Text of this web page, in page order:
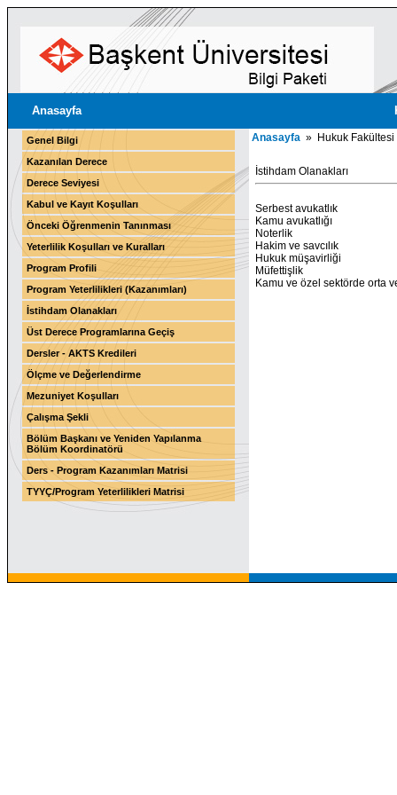
Anasayfa
Genel Bilgi
Kazanılan Derece
Derece Seviyesi
Kabul ve Kayıt Koşulları
Önceki Öğrenmenin Tanınması
Yeterlilik Koşulları ve Kuralları
Program Profili
Program Yeterlilikleri (Kazanımları)
İstihdam Olanakları
Üst Derece Programlarına Geçiş
Dersler - AKTS Kredileri
Ölçme ve Değerlendirme
Mezuniyet Koşulları
Çalışma Şekli
Bölüm Başkanı ve Yeniden Yapılanma
Bölüm Koordinatörü
Ders - Program Kazanımları Matrisi
TYYÇ/Program Yeterlilikleri Matrisi
Anasayfa » Hukuk Fakültesi
İstihdam Olanakları
Serbest avukatlık
Kamu avukatlığı
Noterlik
Hakim ve savcılık
Hukuk müşavirliği
Müfettişlik
Kamu ve özel sektörde orta